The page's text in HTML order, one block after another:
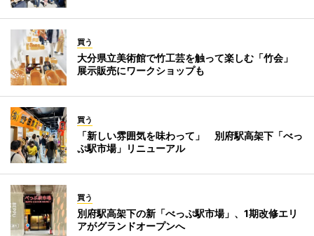
買う
大分県立美術館で竹工芸を触って楽しむ「竹会」
展示販売にワークショップも
買う
「新しい雰囲気を味わって」 別府駅高架下「べっ
ぷ駅市場」リニューアル
買う
別府駅高架下の新「べっぷ駅市場」、1期改修エリ
アがグランドオープンへ